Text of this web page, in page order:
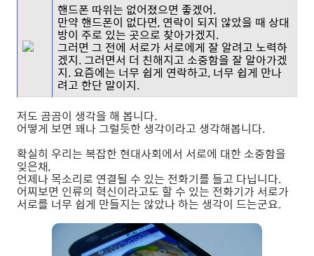
핸드폰 따위는 없어졌으면 좋겠어.
만약 핸드폰이 없다면, 연락이 되지 않았을 때 상대
방이 주로 있는 곳으로 찾아가겠지.
그러면 그 전에 서로가 서로에게 잘 알려고 노력하
겠지. 그러면서 더 친해지고 소중함을 잘 알아가겠
지. 요즘에는 너무 쉽게 연락하고, 너무 쉽게 만나
려고 한단 말이지.
저도 곰곰이 생각을 해 봅니다.
어떻게 보면 꽤나 그럴듯한 생각이라고 생각해봅니다.
확실히 우리는 복잡한 현대사회에서 서로에 대한 소중함을
잊은채,
언제나 목소리로 연결될 수 있는 전화기를 들고 다닙니다.
어찌보면 인류의 혁신이라고도 할 수 있는 전화기가 서로가
서로를 너무 쉽게 만들지는 않았나 하는 생각이 드는군요.